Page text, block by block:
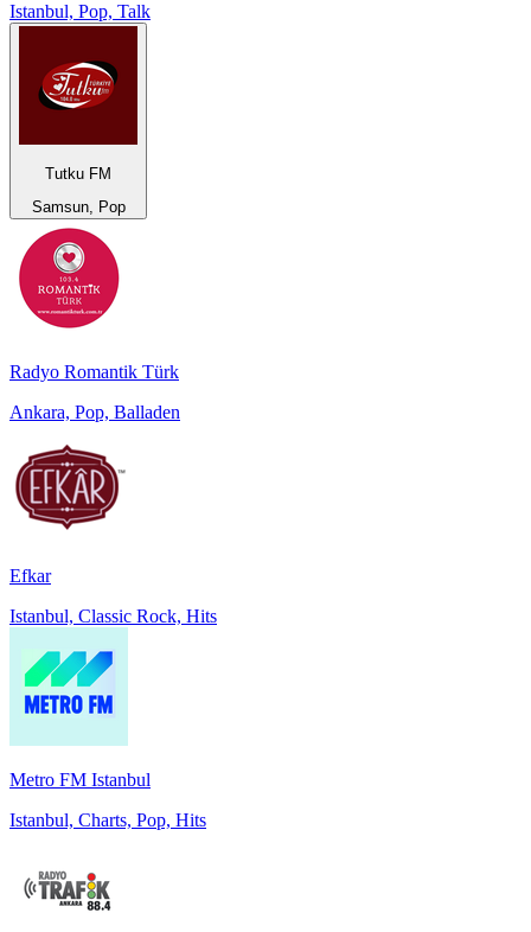
Istanbul, Pop, Talk
Tutku FM
Samsun, Pop
Radyo Romantik Türk
Ankara, Pop, Balladen
Efkar
Istanbul, Classic Rock, Hits
Metro FM Istanbul
Istanbul, Charts, Pop, Hits